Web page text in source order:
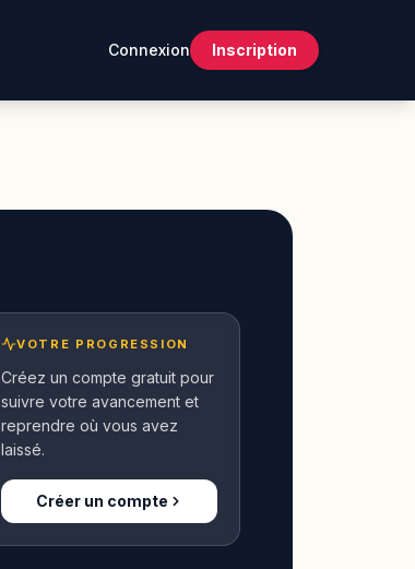
Connexion Inscription
VOTRE PROGRESSION
Créez un compte gratuit pour
suivre votre avancement et
reprendre où vous avez
laissé.
Créer un compte